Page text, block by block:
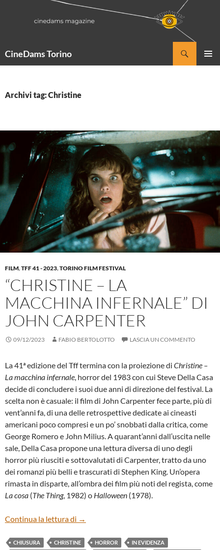
CineDams Torino
Archivi tag: Christine
FILM,TFF 41 - 2023,TORINO FILM FESTIVAL
“CHRISTINE – LA
MACCHINA INFERNALE” DI
JOHN CARPENTER
09/12/2023 FABIO BERTOLOTTO LASCIA UN COMMENTO
La 41ª edizione del Tff termina con la proiezione di Christine –
La macchina infernale, horror del 1983 con cui Steve Della Casa
decide di concludere i suoi due anni di direzione del festival. La
scelta non è casuale: il film di John Carpenter fece parte, più di
vent’anni fa, di una delle retrospettive dedicate ai cineasti
americani poco compresi e un po’ snobbati dalla critica, come
George Romero e John Milius. A quarant’anni dall’uscita nelle
sale, Della Casa propone una lettura diversa di uno degli
horror più riusciti e sottovalutati di Carpenter, tratto da uno
dei romanzi più belli e trascurati di Stephen King. Un’opera
rimasta in disparte, all’ombra dei film più noti del regista, come
La cosa (The Thing, 1982) o Halloween (1978).
Continua la lettura di “CHRISTINE – LA MACCHINA
→
CHIUSURA CHRISTINE HORROR
IN EVIDENZA